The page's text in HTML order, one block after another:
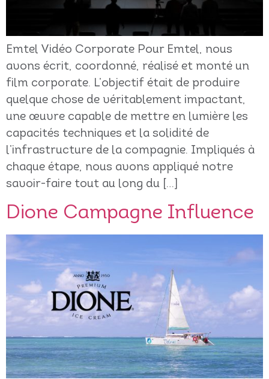
Emtel Vidéo Corporate Pour Emtel, nous
avons écrit, coordonné, réalisé et monté un
film corporate. L’objectif était de produire
quelque chose de véritablement impactant,
une œuvre capable de mettre en lumière les
capacités techniques et la solidité de
l’infrastructure de la compagnie. Impliqués à
chaque étape, nous avons appliqué notre
savoir-faire tout au long du […]
Dione Campagne Influence